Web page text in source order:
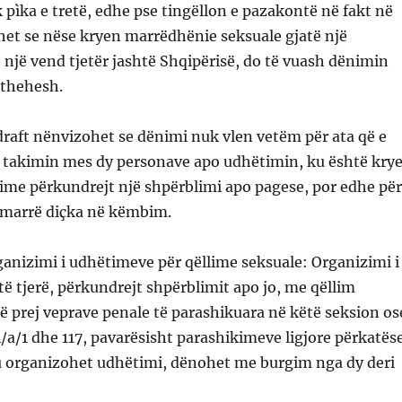
e tretë, edhe pse tingëllon e pazakontë në fakt në
se nëse kryen marrëdhënie seksuale gjatë një
vend tjetër jashtë Shqipërisë, do të vuash dënimin
nënvizohet se dënimi nuk vlen vetëm për ata që e
mes dy personave apo udhëtimin, ku është
përkundrejt një shpërblimi apo pagese, por edhe për
diçka në këmbim.
i udhëtimeve për qëllime seksuale: Organizimi i
tjerë, përkundrejt shpërblimit apo jo, me qëllim
prej veprave penale të parashikuara në këtë seksion
a/1 dhe 117, pavarësisht parashikimeve ligjore
organizohet udhëtimi, dënohet me burgim nga dy deri